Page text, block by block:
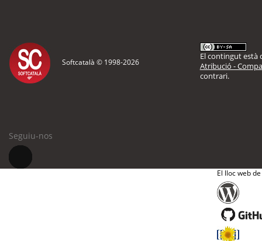
Softcatalà © 1998-2026
El contingut està
Atribució -
contrari.
Seguiu-nos
El lloc web